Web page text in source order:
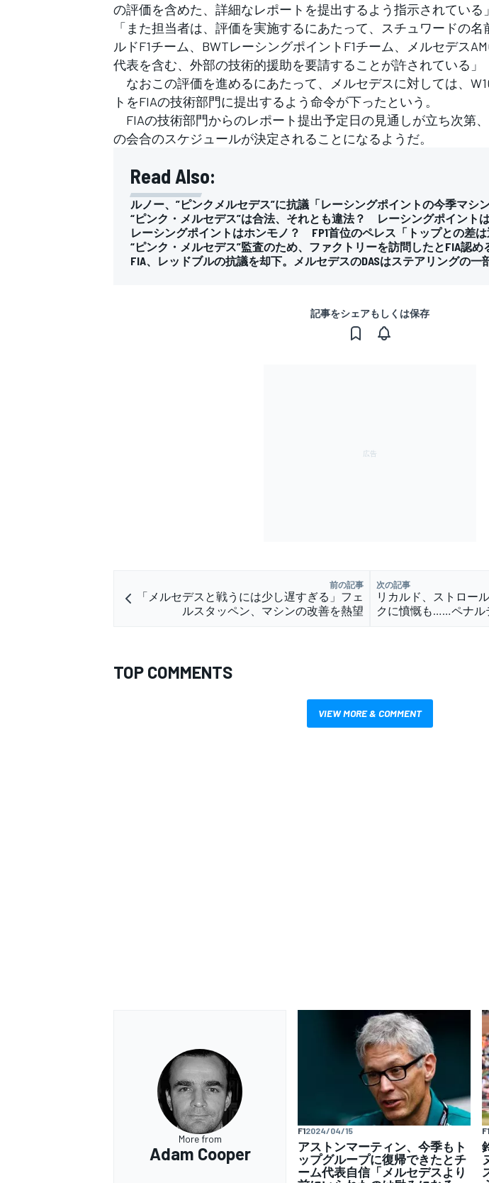
すべてのカテゴリー
の評価を含めた、詳細なレポートを提出するよう指示されている」
「また担当者は、評価を実施するにあたって、スチュワードの
ルドF1チーム、BWTレーシングポイントF1チーム、メルセデス
代表を含む、外部の技術的援助を要請することが許されている」
なおこの評価を進めるにあたって、メルセデスに対しては、
トをFIAの技術部門に提出するよう命令が下ったという。
FIAの技術部門からのレポート提出予定日の見通しが立ち次第
の会合のスケジュールが決定されることになるようだ。
Read Also:
ルノー、”ピンクメルセデス”に抗議「レーシングポイントの今季マシ
“ピンク・メルセデス”は合法、それとも違法？ レーシングポイント
レーシングポイントはホンモノ？ FP1首位のペレス「トップとの差は
“ピンク・メルセデス”監査のため、ファクトリーを訪問したとFIA認め
FIA、レッドブルの抗議を却下。メルセデスのDASはステアリングの一
記事をシェアもしくは保存
前の記事
「メルセデスと戦うには少し遅すぎる」フェ
ルスタッペン、マシンの改善を熱望
次の記事
リカルド、ストロー
クに憤慨も……ペナル
TOP COMMENTS
VIEW MORE & COMMENT
More from
Adam Cooper
F12024/04/15
アストンマーティン、今季もト
ップグループに復帰できたとチ
ーム代表自信「メルセデスより
F1